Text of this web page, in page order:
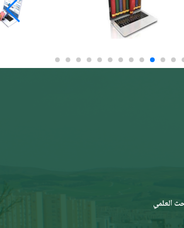
العلمي